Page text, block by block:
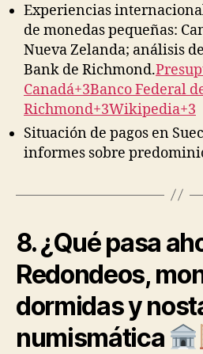
Experiencias
de monedas pequeñas:
Nueva Zelanda; análisis
Bank de Richmond.
Canadá+3Banco Federal
Richmond+3Wikipedia+3
Situación de pagos en
informes sobre
8. ¿Qué pasa
Redondeos,
dormidas y
numismática